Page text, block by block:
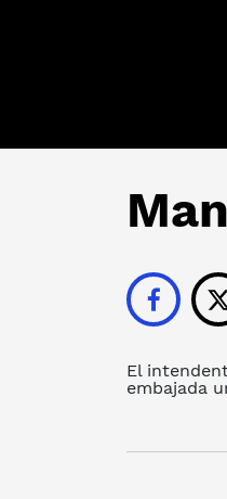
El
embajada